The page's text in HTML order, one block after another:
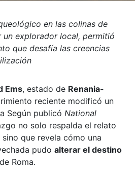
en las colinas de
un explorador local, permitió
que desafía las creencias
Ems, estado de Renania-
reciente modificó un
Según publicó National
no solo respalda el relato
sino que revela cómo una
pudo alterar el destino
de Roma.